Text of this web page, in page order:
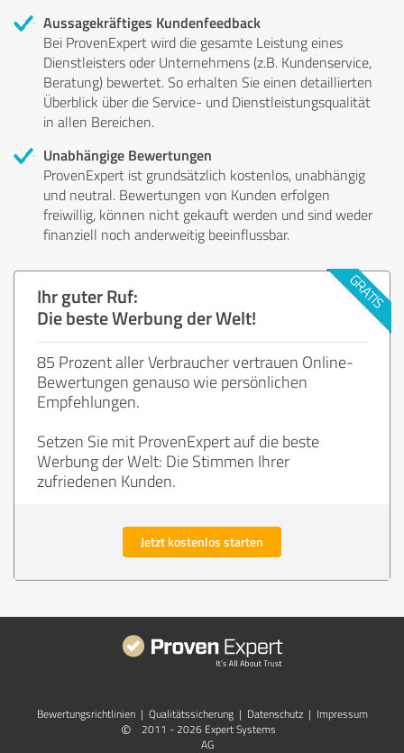
Aussagekräftiges Kundenfeedback
Bei ProvenExpert wird die gesamte Leistung eines
Dienstleisters oder Unternehmens (z.B. Kundenservice,
Beratung) bewertet. So erhalten Sie einen detaillierten
Überblick über die Service- und Dienstleistungsqualität
in allen Bereichen.
Unabhängige Bewertungen
ProvenExpert ist grundsätzlich kostenlos, unabhängig
und neutral. Bewertungen von Kunden erfolgen
freiwillig, können nicht gekauft werden und sind weder
finanziell noch anderweitig beeinflussbar.
Ihr guter Ruf:
Die beste Werbung der Welt!
85 Prozent aller Verbraucher vertrauen Online-
Bewertungen genauso wie persönlichen
Empfehlungen.
Setzen Sie mit ProvenExpert auf die beste
Werbung der Welt: Die Stimmen Ihrer
zufriedenen Kunden.
Jetzt kostenlos starten
Bewertungs­richtlinien | Qualitätssicherung | Datenschutz | Impressum
©
2011 - 2026 Expert Systems
AG